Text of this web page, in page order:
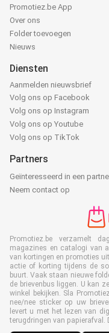
Promotiez.be App
Over ons
Folder toevoegen
Nieuws
Diensten
Aanmelden nieuwsbrief
Volg ons op Facebook
Volg ons op Instagram
Volg ons op Youtube
Volg ons op TikTok
Partners
Geïnteresseerd in een
Neem contact op
Promotiez.be verzamelt
magazines en catalogi van
van kortingen en promoties
actie of korting tijdens de
buurt. Vaak staan nieuwe
de brievenbus liggen. U kan
winkel bekijken. Sla
nee/nee sticker op uw
levert u met het lezen van
terugdringen van papierafval.